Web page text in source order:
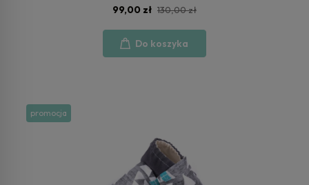
99,00 zł 130,00 zł
Do koszyka
promocja